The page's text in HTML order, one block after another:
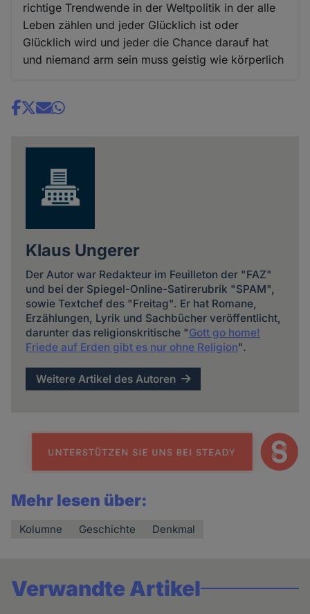
richtige Trendwende in der Weltpolitik in der alle
Leben zählen und jeder Glücklich ist oder
Glücklich wird und jeder die Chance darauf hat
und niemand arm sein muss geistig wie körperlich
Share
Klaus Ungerer
Der Autor war Redakteur im Feuilleton der "FAZ"
und bei der Spiegel-Online-Satirerubrik "SPAM",
sowie Textchef des "Freitag". Er hat Romane,
Erzählungen, Lyrik und Sachbücher veröffentlicht,
darunter das religionskritische "Gott go home!
Friede auf Erden gibt es nur ohne Religion".
Weitere Artikel des Autoren
Mehr lesen über:
Kolumne Geschichte Denkmal
Verwandte Artikel